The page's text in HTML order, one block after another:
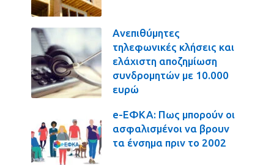
Ανεπιθύμητες
τηλεφωνικές κλήσεις και
ελάχιστη αποζημίωση
συνδρομητών με 10.000
ευρώ
e-ΕΦΚΑ: Πως μπορούν οι
ασφαλισμένοι να βρουν
τα ένσημα πριν το 2002